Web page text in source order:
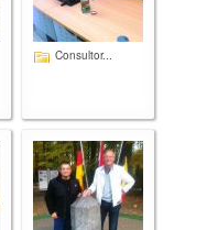
Consultor...